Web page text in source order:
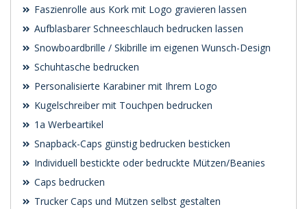
Faszienrolle aus Kork mit Logo gravieren lassen
Aufblasbarer Schneeschlauch bedrucken lassen
Snowboardbrille / Skibrille im eigenen Wunsch-Design
Schuhtasche bedrucken
Personalisierte Karabiner mit Ihrem Logo
Kugelschreiber mit Touchpen bedrucken
1a Werbeartikel
Snapback-Caps günstig bedrucken besticken
Individuell bestickte oder bedruckte Mützen/Beanies
Caps bedrucken
Trucker Caps und Mützen selbst gestalten